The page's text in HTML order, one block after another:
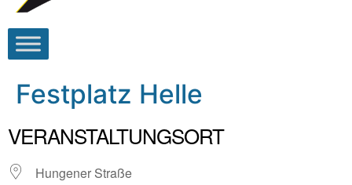
Festplatz Helle
VERANSTALTUNGSORT
Hungener Straße